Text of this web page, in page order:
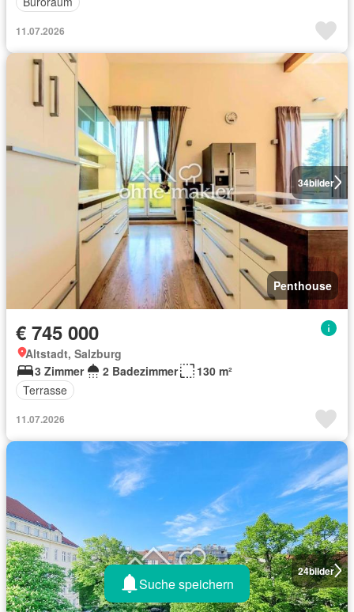
11.07.2026
34bilder
Penthouse
€ 745 000
Altstadt, Salzburg
3 Zimmer
2 Badezimmer
130 m²
Terrasse
11.07.2026
24bilder
Suche speichern